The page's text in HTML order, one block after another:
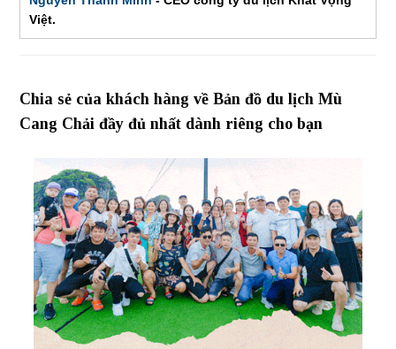
Việt.
Chia sẻ của khách hàng về Bản đồ du lịch Mù
Cang Chải đầy đủ nhất dành riêng cho bạn